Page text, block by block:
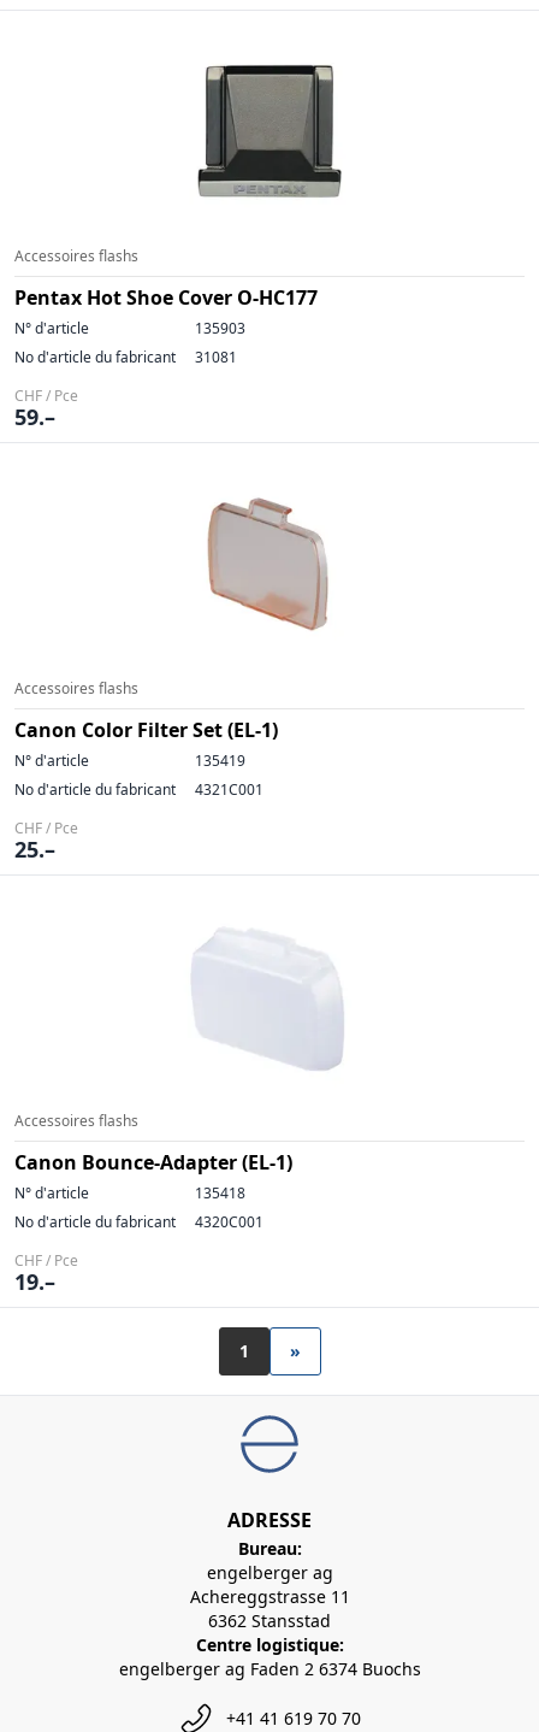
Accessoires flashs
Pentax Hot Shoe Cover O-HC177
N° d'article
135903
No d'article du fabricant
31081
CHF / Pce
59.–
Accessoires flashs
Canon Color Filter Set (EL-1)
N° d'article
135419
No d'article du fabricant
4321C001
CHF / Pce
25.–
Accessoires flashs
Canon Bounce-Adapter (EL-1)
N° d'article
135418
No d'article du fabricant
4320C001
CHF / Pce
19.–
1 »
ADRESSE
Bureau:
engelberger ag
Achereggstrasse 11
6362 Stansstad
Centre logistique:
engelberger ag Faden 2 6374 Buochs
+41 41 619 70 70